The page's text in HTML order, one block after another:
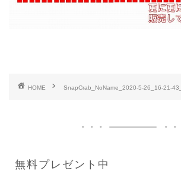
HOME SnapCrab_NoName_2020-5-26_16-21-
無料プレゼント中